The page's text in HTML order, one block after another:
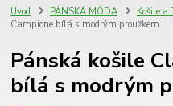
Úvod PÁNSKÁ MÓDA Košile a
Campione bílá s modrým proužkem
Pánská košile
bílá s modrým